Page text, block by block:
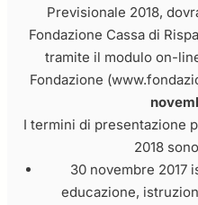
Previsionale 2018,
Fondazione Cassa di
tramite il modulo on-
Fondazione
I termini di presentazione
2018
30 novembre 2017
educazione,